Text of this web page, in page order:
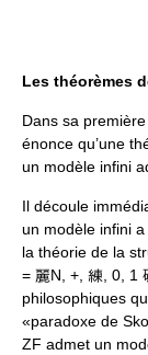
Les théorèmes
Dans sa
énonce qu’une
un modèle infini
Il découle
un modèle infini
la théorie de la
= 麗N, +, 練, 0, 1
philosophiques
«paradoxe de
ZF admet un